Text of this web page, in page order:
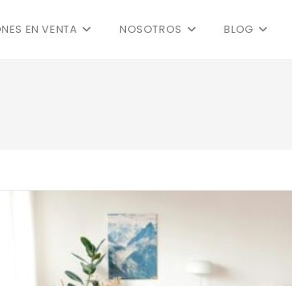
EN VENTA NOSOTROS BLOG